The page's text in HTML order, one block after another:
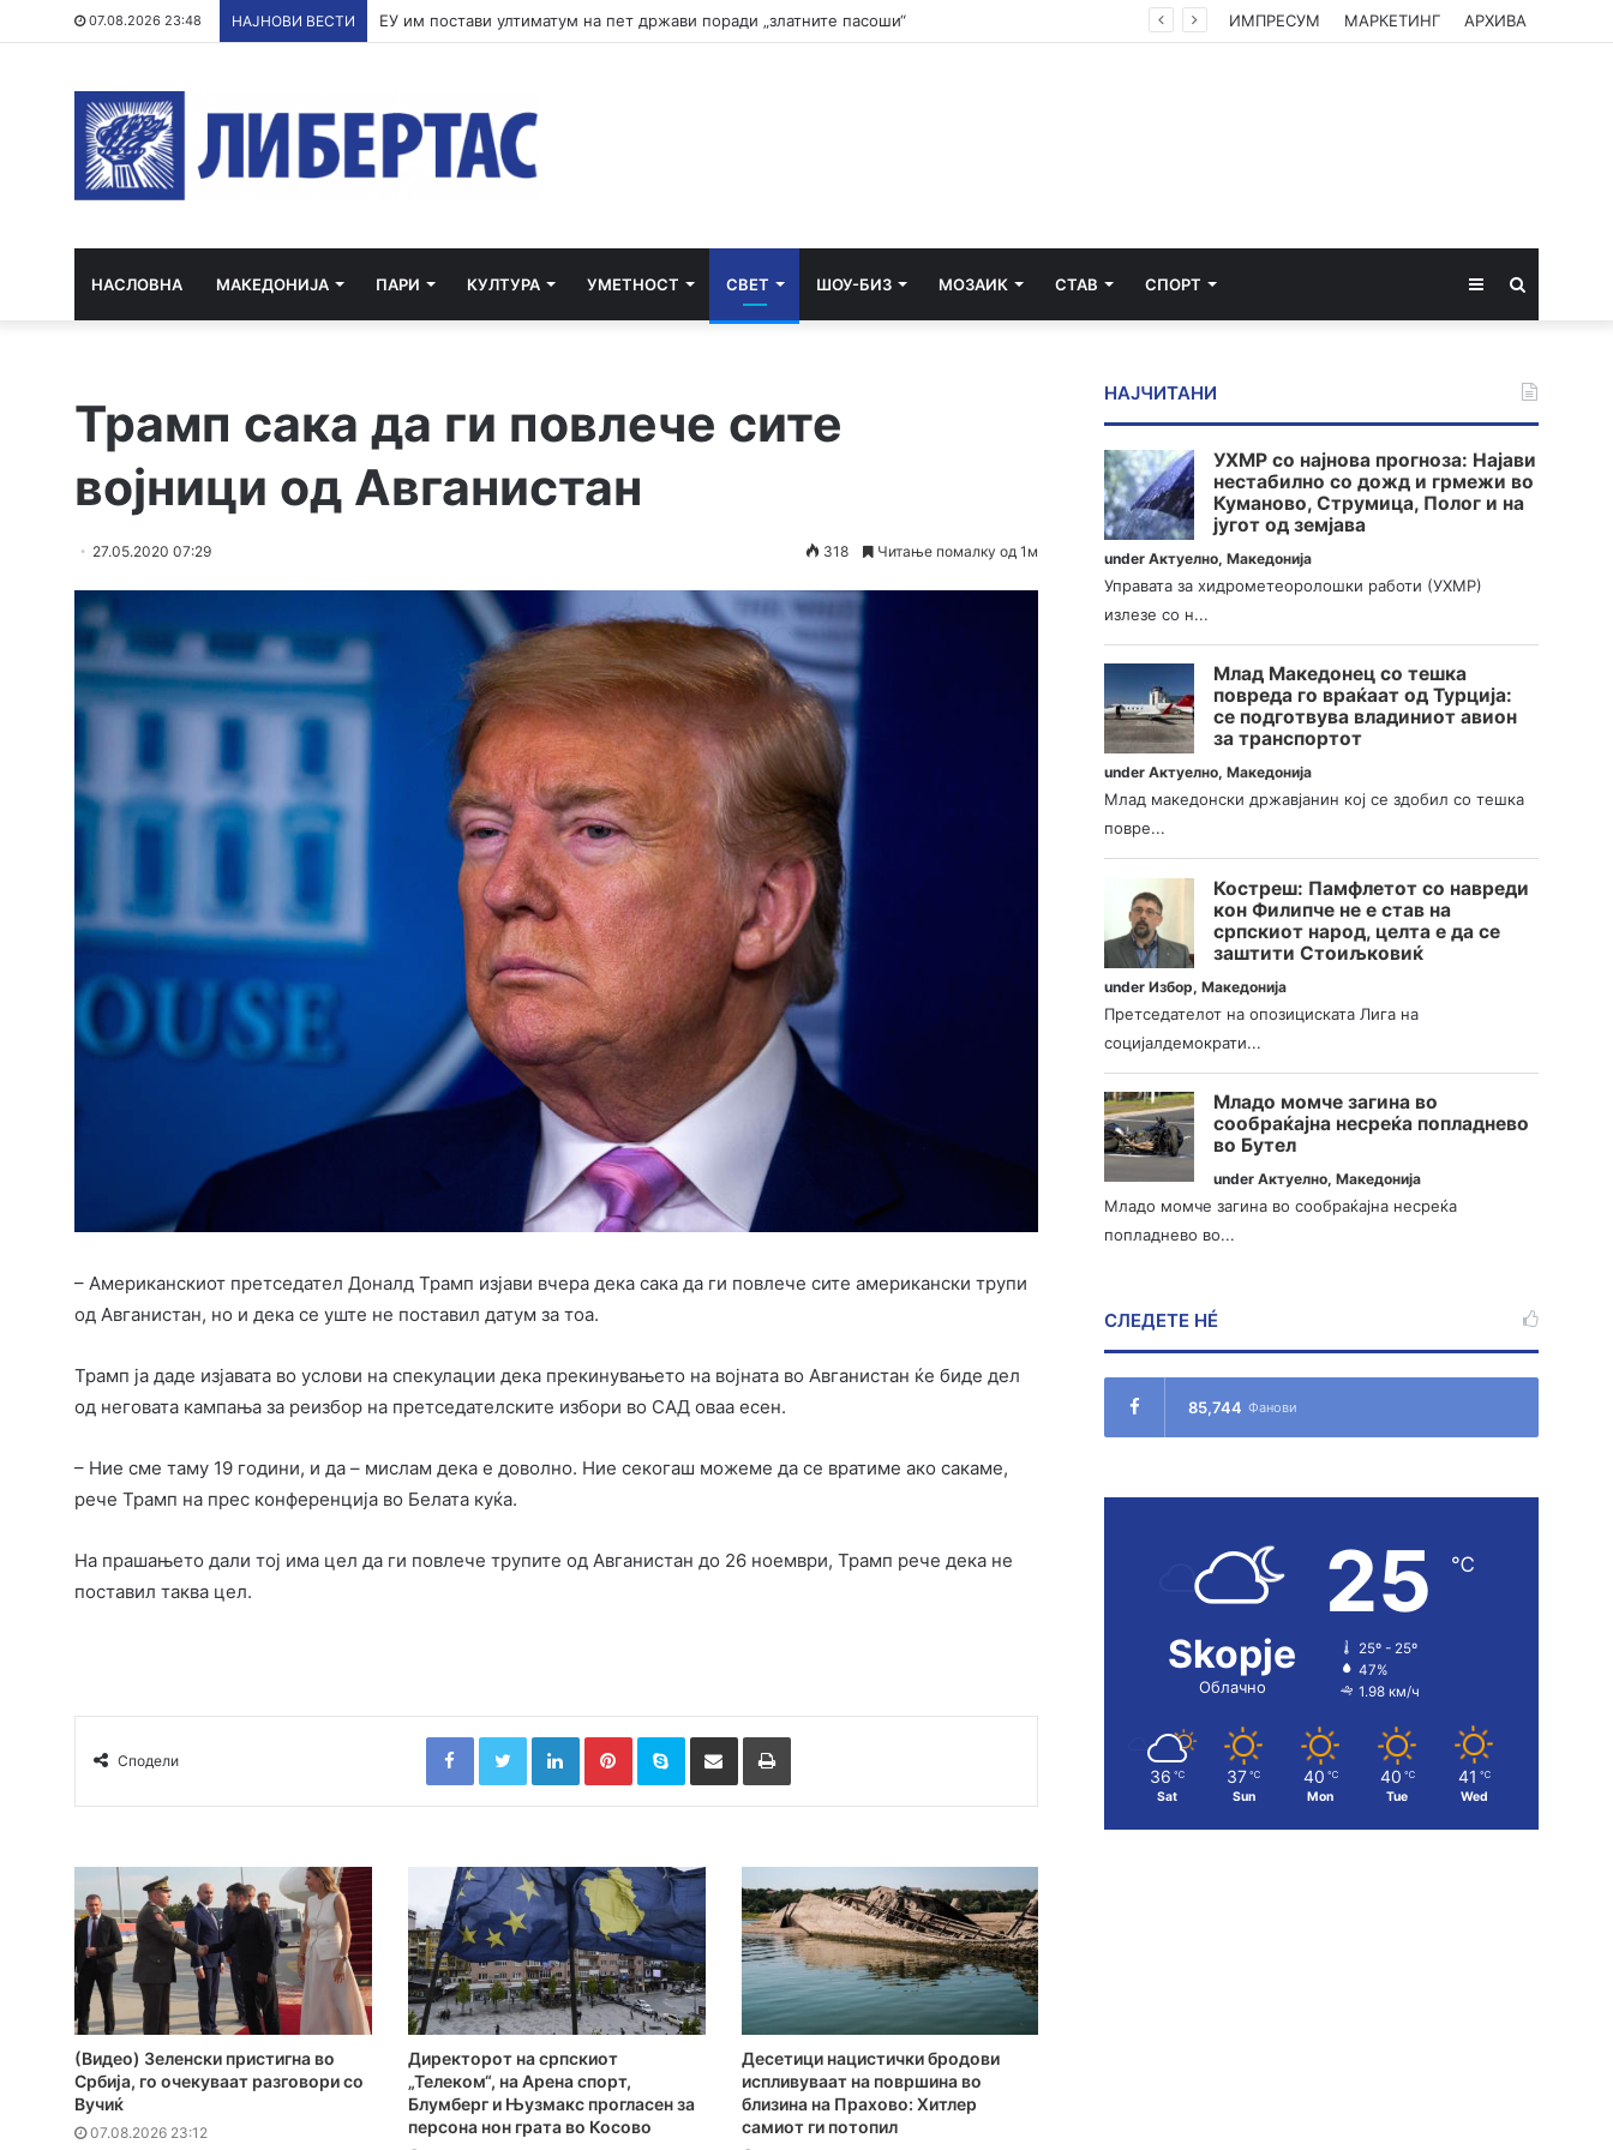
07.08.2026 23:48 НАЈНОВИ ВЕСТИ По речиси 30 години почнува судењето за убиството на Тупак Шакур ИМПРЕСУМ МАРКЕТИНГ АРХИВА
НАСЛОВНА МАКЕДОНИЈА ПАРИ КУЛТУРА УМЕТНОСТ СВЕТ ШОУ-БИЗ МОЗАИК СТАВ СПОРТ Sidebar
Трамп сака да ги повлече сите
војници од Авганистан
27.05.2020 07:29 318 Читање помалку од 1м
– Американскиот претседател Доналд Трамп изјави вчера дека сака да ги повлече сите американски трупи
од Авганистан, но и дека се уште не поставил датум за тоа.
Трамп ја даде изјавата во услови на спекулации дека прекинувањето на војната во Авганистан ќе биде дел
од неговата кампања за реизбор на претседателските избори во САД оваа есен.
– Ние сме таму 19 години, и да – мислам дека е доволно. Ние секогаш можеме да се вратиме ако сакаме,
рече Трамп на прес конференција во Белата куќа.
На прашањето дали тој има цел да ги повлече трупите од Авганистан до 26 ноември, Трамп рече дека не
поставил таква цел.
Сподели
FacebookTwitterLinkedInPinterestSkype Сподели преку Е-маил Испринтај
(Видео) Зеленски пристигна во
Србија, го очекуваат разговори со
Вучиќ
07.08.2026 23:12
Директорот на српскиот
„Телеком“, на Арена спорт,
Блумберг и Њузмакс прогласен за
персона нон грата во Косово
Десетици нацистички бродови
испливуваат на површина во
близина на Прахово: Хитлер
самиот ги потопил
НАЈЧИТАНИ
УХМР со најнова прогноза: Најави
нестабилно со дожд и грмежи во
Куманово, Струмица, Полог и на
југот од земјава
underАктуелно,Македонија
Управата за хидрометеоролошки работи (УХМР)
излезе со н...
Млад Македонец со тешка
повреда го враќаат од Турција:
се подготвува владиниот авион
за транспортот
underАктуелно,Македонија
Млад македонски државјанин кој се здобил со тешка
повре...
Костреш: Памфлетот со навреди
кон Филипче не е став на
српскиот народ, целта е да се
заштити Стоиљковиќ
underИзбор,Македонија
Претседателот на опозициската Лига на
социјалдемократи...
Младо момче загина во
сообраќајна несреќа попладнево
во Бутел
underАктуелно,Македонија
Младо момче загина во сообраќајна несреќа
попладнево во...
СЛЕДЕТЕ НÉ
85,744 Фанови
Skopje
Облачно
25 ℃
25º - 25º
47%
1.98 км/ч
36 ℃
Sat
37 ℃
Sun
40 ℃
Mon
40 ℃
Tue
41 ℃
Wed